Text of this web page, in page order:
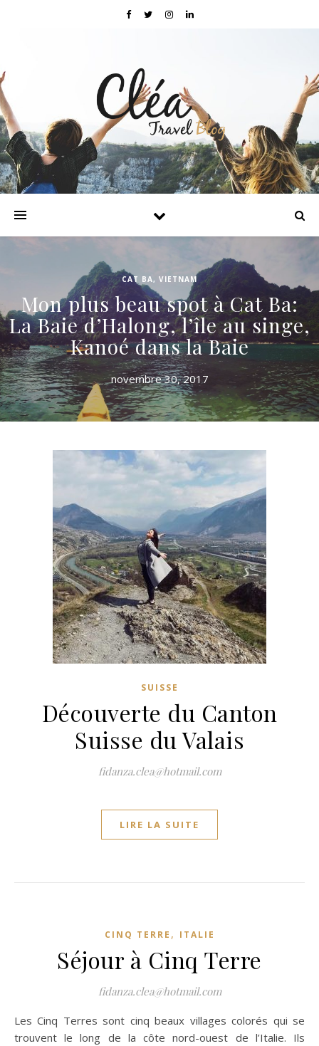
CAT BA, VIETNAM
Mon plus beau spot à Cat Ba:
La Baie d’Halong, l’île au singe,
Kanoé dans la Baie
novembre 30, 2017
SUISSE
Découverte du Canton
Suisse du Valais
fidanza.clea@hotmail.com
LIRE LA SUITE
CINQ TERRE , ITALIE
Séjour à Cinq Terre
fidanza.clea@hotmail.com
Les Cinq Terres sont cinq beaux villages colorés qui se
trouvent le long de la côte nord-ouest de l’Italie. Ils